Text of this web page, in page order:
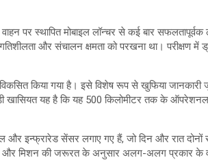
वाहन पर स्थापित मोबाइल लॉन्चर से कई बार
गतिशीलता और संचालन क्षमता को परखना था। परीक्षण
किया गया है। इसे विशेष रूप से खुफिया
खासियत यह है कि यह 500 किलोमीटर तक के
इन्फ्रारेड सेंसर लगाए गए हैं, जो दिन और रात दोनों
और मिशन की जरूरत के अनुसार अलग-अलग प्रकार के